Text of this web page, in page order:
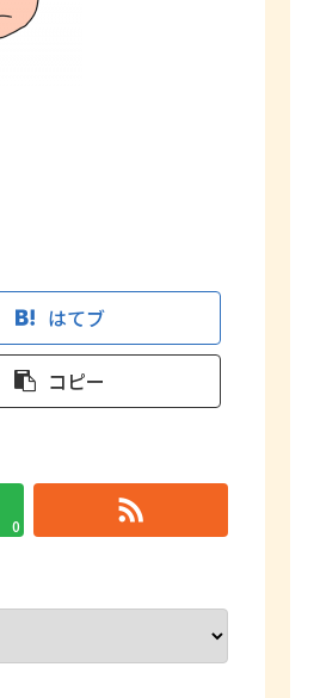
はてブ
コピー
0